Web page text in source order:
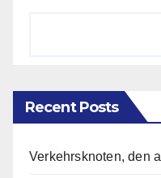
Recent Posts
Verkehrsknoten, den